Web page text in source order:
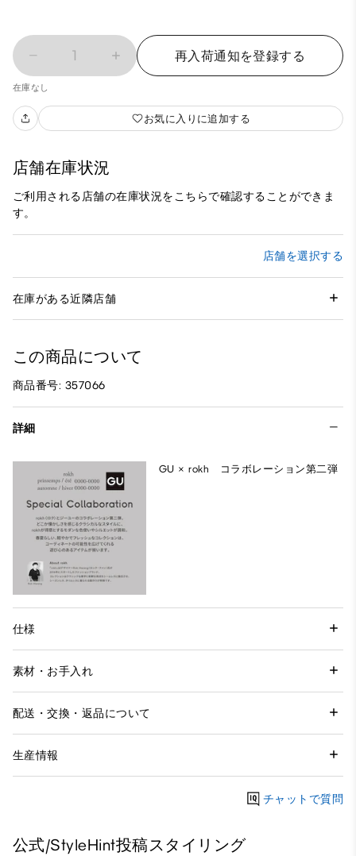
1 再入荷通知を登録する
在庫なし
お気に入りに追加する
店舗在庫状況
ご利用される店舗の在庫状況をこちらで確認することができま
す。
店舗を選択する
在庫がある近隣店舗
この商品について
商品番号: 357066
詳細
GU × rokh コラボレーション第二弾
仕様
素材・お手入れ
配送・交換・返品について
生産情報
チャットで質問
公式/StyleHint投稿スタイリング